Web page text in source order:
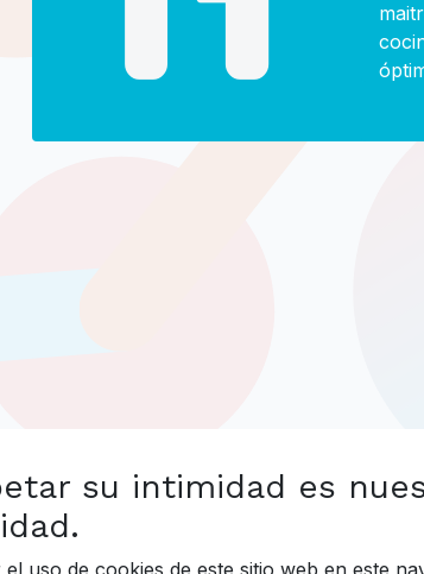
su intimidad es
el uso de cookies de este sitio web en este